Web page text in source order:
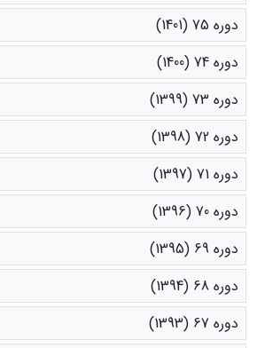
دوره 75 (1401)
دوره 74 (1400)
دوره 73 (1399)
دوره 72 (1398)
دوره 71 (1397)
دوره 70 (1396)
دوره 69 (1395)
دوره 68 (1394)
دوره 67 (1393)